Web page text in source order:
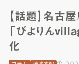
【話題】名古
「ぴよりん
化